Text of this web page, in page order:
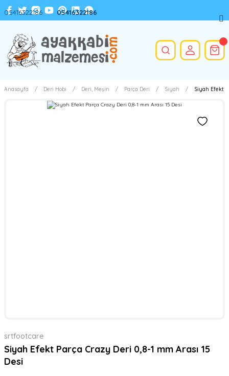
Anasayfa Deri Hobi Deri, Meşin Parça Deri Siyah Siyah Efekt
srtfootcare
Siyah Efekt Parça Crazy Deri 0,8-1 mm Arası 15
Desi
05416322186 05416322186